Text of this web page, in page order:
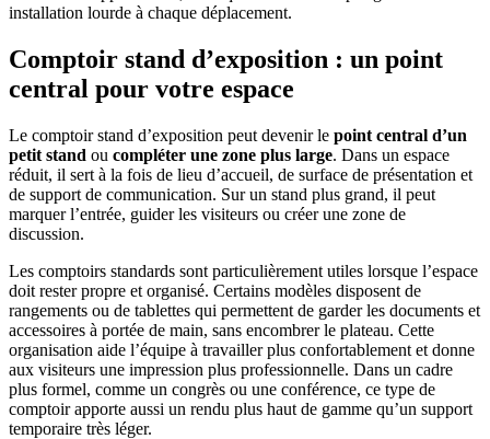
installation lourde à chaque déplacement.
Comptoir stand d’exposition : un point
central pour votre espace
Le comptoir stand d’exposition peut devenir le point central d’un
petit stand ou compléter une zone plus large. Dans un espace
réduit, il sert à la fois de lieu d’accueil, de surface de présentation et
de support de communication. Sur un stand plus grand, il peut
marquer l’entrée, guider les visiteurs ou créer une zone de
discussion.
Les comptoirs standards sont particulièrement utiles lorsque l’espace
doit rester propre et organisé. Certains modèles disposent de
rangements ou de tablettes qui permettent de garder les documents et
accessoires à portée de main, sans encombrer le plateau. Cette
organisation aide l’équipe à travailler plus confortablement et donne
aux visiteurs une impression plus professionnelle. Dans un cadre
plus formel, comme un congrès ou une conférence, ce type de
comptoir apporte aussi un rendu plus haut de gamme qu’un support
temporaire très léger.